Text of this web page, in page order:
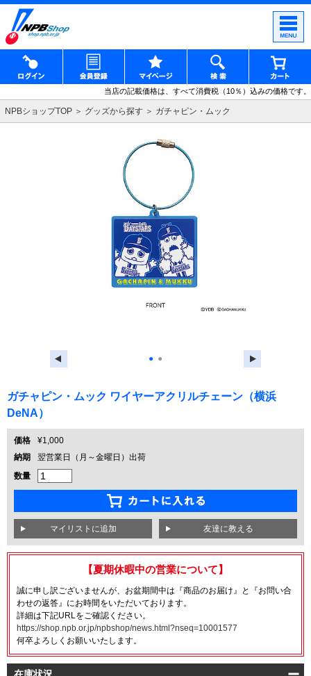
当店の記載価格は、すべて消費税（10％）込みの価格です。
NPBショップTOP グッズから探す ガチャピン・ムック
● ●
ガチャピン・ムック ワイヤーアクリルチェーン（横浜
DeNA）
価格
¥1,000
納期
翌営業日（月～金曜日）出荷
数量
友達に教える
【夏期休暇中の営業について】
誠に申し訳ございませんが、お盆期間中は『商品のお届け』と『お問い合
わせの返答』にお時間をいただいております。
詳細は下記URLをご確認ください。
https://shop.npb.or.jp/npbshop/news.html?nseq=10001577
何卒よろしくお願いいたします。